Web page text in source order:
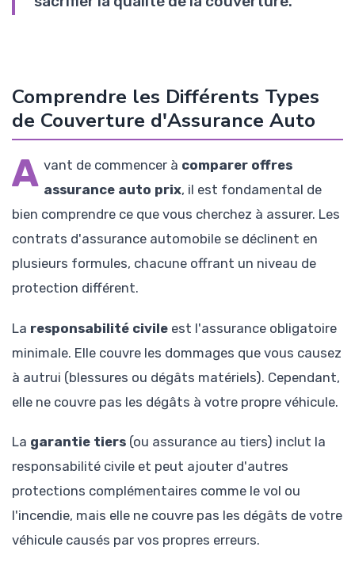
Comprendre les Différents Types
de Couverture d'Assurance Auto
A vant de commencer à comparer offres
assurance auto prix, il est fondamental de
bien comprendre ce que vous cherchez à assurer. Les
contrats d'assurance automobile se déclinent en
plusieurs formules, chacune offrant un niveau de
protection différent.
La responsabilité civile est l'assurance obligatoire
minimale. Elle couvre les dommages que vous causez
à autrui (blessures ou dégâts matériels). Cependant,
elle ne couvre pas les dégâts à votre propre véhicule.
La garantie tiers (ou assurance au tiers) inclut la
responsabilité civile et peut ajouter d'autres
protections complémentaires comme le vol ou
l'incendie, mais elle ne couvre pas les dégâts de votre
véhicule causés par vos propres erreurs.